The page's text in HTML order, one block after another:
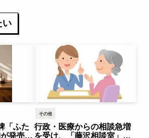
い
「ふた
発売～
その他
行政・医療からの相談急増
を受け、「藤沢相談室」を